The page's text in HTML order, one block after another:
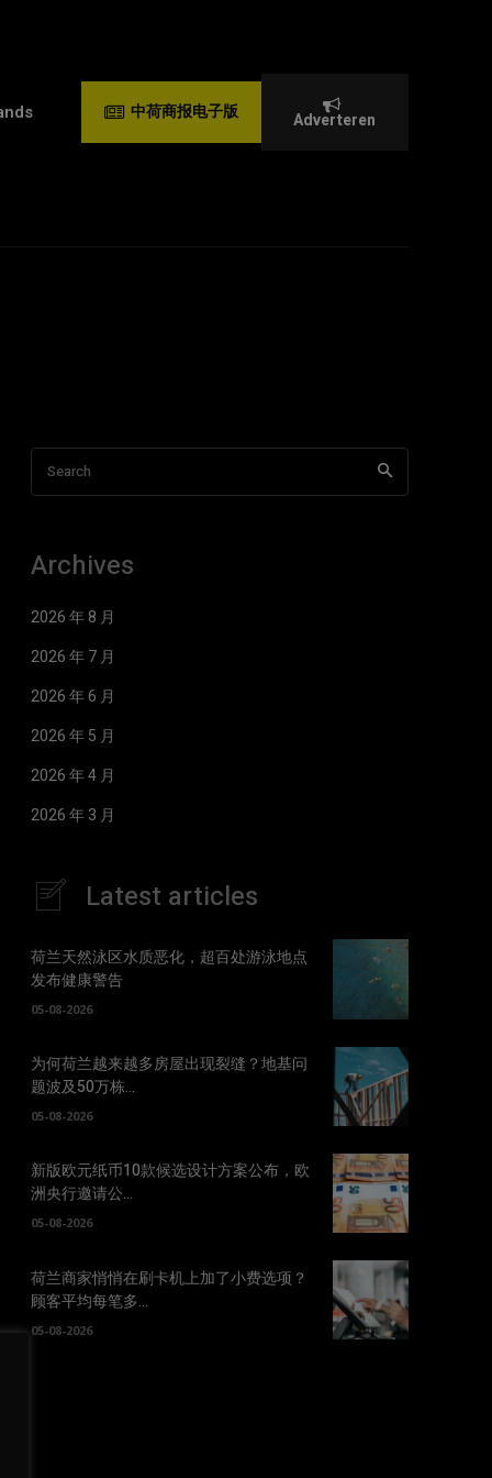
中荷商报电子版 Adverteren
Search
Archives
2026 年 8 月
2026 年 7 月
2026 年 6 月
2026 年 5 月
2026 年 4 月
2026 年 3 月
Latest articles
荷兰天然泳区水质恶化，超百处游泳地点
发布健康警告
05-08-2026
为何荷兰越来越多房屋出现裂缝？地基问
题波及50万栋...
05-08-2026
新版欧元纸币10款候选设计方案公布，欧
洲央行邀请公...
05-08-2026
荷兰商家悄悄在刷卡机上加了小费选项？
顾客平均每笔多...
05-08-2026